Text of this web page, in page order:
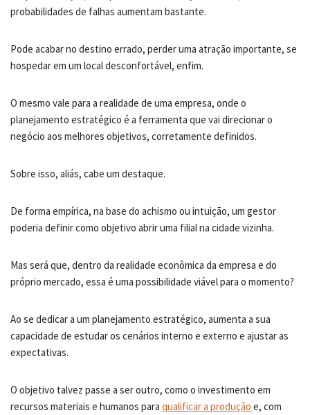
probabilidades de falhas aumentam bastante.
Pode acabar no destino errado, perder uma atração importante, se
hospedar em um local desconfortável, enfim.
O mesmo vale para a realidade de uma empresa, onde o
planejamento estratégico é a ferramenta que vai direcionar o
negócio aos melhores objetivos, corretamente definidos.
Sobre isso, aliás, cabe um destaque.
De forma empírica, na base do achismo ou intuição, um gestor
poderia definir como objetivo abrir uma filial na cidade vizinha.
Mas será que, dentro da realidade econômica da empresa e do
próprio mercado, essa é uma possibilidade viável para o momento?
Ao se dedicar a um planejamento estratégico, aumenta a sua
capacidade de estudar os cenários interno e externo e ajustar as
expectativas.
O objetivo talvez passe a ser outro, como o investimento em
recursos materiais e humanos para qualificar a produção e, com